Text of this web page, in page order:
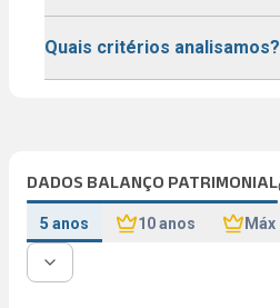
Quais critérios analisamos?
DADOS BALANÇO PATRIMONIAL
5 anos 10 anos Máx